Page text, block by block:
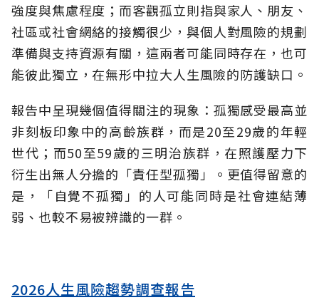
強度與焦慮程度；而客觀孤立則指與家人、朋友、
社區或社會網絡的接觸很少，與個人對風險的規劃
準備與支持資源有關，這兩者可能同時存在，也可
能彼此獨立，在無形中拉大人生風險的防護缺口。
報告中呈現幾個值得關注的現象：孤獨感受最高並
非刻板印象中的高齡族群，而是20至29歲的年輕
世代；而50至59歲的三明治族群，在照護壓力下
衍生出無人分擔的「責任型孤獨」。更值得留意的
是，「自覺不孤獨」的人可能同時是社會連結薄
弱、也較不易被辨識的一群。
2026人生風險趨勢調查報告